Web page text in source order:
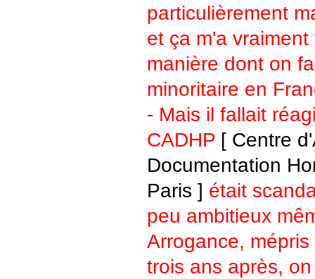
particulièrement
et ça m'a
manière dont on
minoritaire en
- Mais il fallait
CADHP [ Centre
Documentation
Paris ] était
peu ambitieux
Arrogance,
trois ans après,